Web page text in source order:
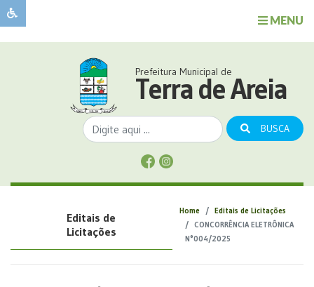
MENU
Sobre
Sobre
Prefeitura Municipal de
Terra de Areia
BUSCA
Editais de
Licitações
Home
Editais de Licitações
CONCORRÊNCIA ELETRÔNICA
N°004/2025